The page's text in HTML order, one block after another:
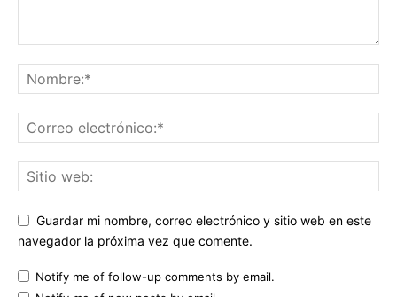
Guardar mi nombre, correo electrónico y sitio web en este
navegador la próxima vez que comente.
Notify me of follow-up comments by email.